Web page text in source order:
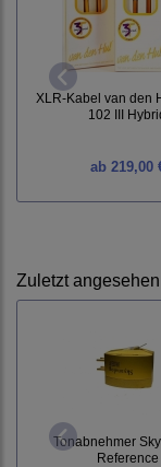
XLR-Kabel van den
102 III
ab219,00
Zuletzt
Tonabnehmer
Reference